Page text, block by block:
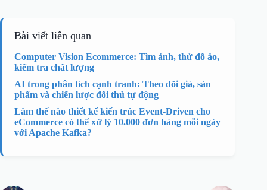
Bài viết liên quan
Computer Vision Ecommerce: Tìm ảnh, thử đồ ảo,
kiểm tra chất lượng
AI trong phân tích cạnh tranh: Theo dõi giá, sản
phẩm và chiến lược đối thủ tự động
Làm thế nào thiết kế kiến trúc Event-Driven cho
eCommerce có thể xử lý 10.000 đơn hàng mỗi ngày
với Apache Kafka?